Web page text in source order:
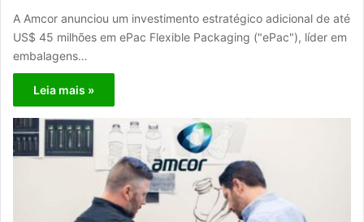
A Amcor anunciou um investimento estratégico adicional de até
US$ 45 milhões em ePac Flexible Packaging ("ePac"), líder em
embalagens…
Leia mais »